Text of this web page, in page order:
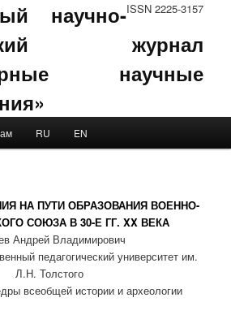
ISSN 2225-3157
научно-
журнал
научные
RU EN
НА ПУТИ ОБРАЗОВАНИЯ ВОЕННО-
СОЮЗА В 30-Е ГГ. XX ВЕКА
Андрей Владимирович
педагогический университет им.
Л.Н. Толстого
всеобщей истории и археологии